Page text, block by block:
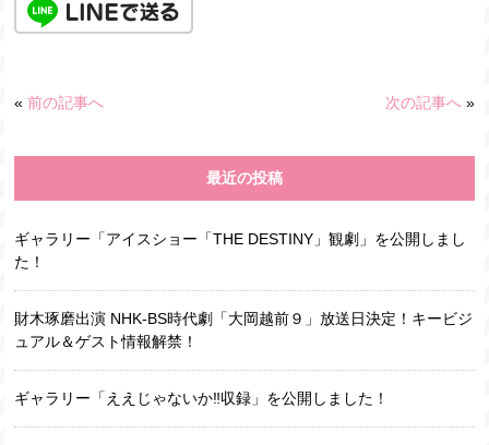
«前の記事へ 次の記事へ»
最近の投稿
ギャラリー「アイスショー「THE DESTINY」観劇」を公開しまし
た！
財木琢磨出演 NHK-BS時代劇「大岡越前９」放送日決定！キービジ
ュアル＆ゲスト情報解禁！
ギャラリー「ええじゃないか‼収録」を公開しました！